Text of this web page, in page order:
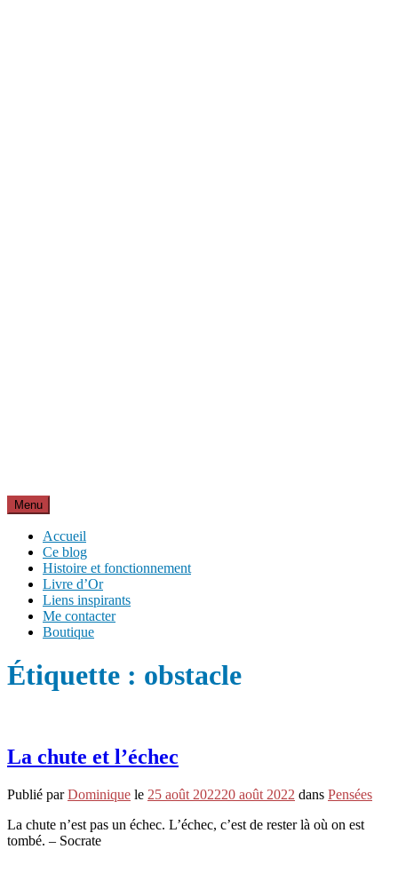
Menu
Accueil
Ce blog
Histoire et fonctionnement
Livre d’Or
Liens inspirants
Me contacter
Boutique
Étiquette : obstacle
La chute et l’échec
Publié parDominique le 25 août 202220 août 2022 dans Pensées
La chute n’est pas un échec. L’échec, c’est de rester là où on est
tombé. – Socrate